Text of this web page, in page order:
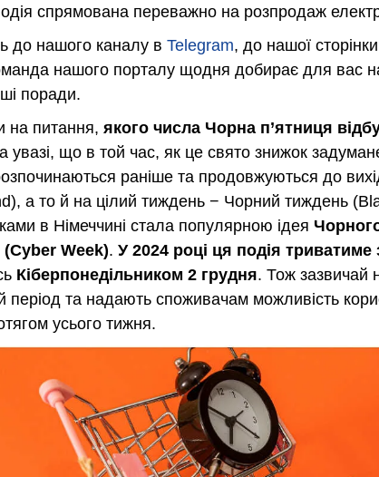
спрямована переважно на розпродаж
до нашого каналу в Telegram, до нашої
нашого порталу щодня добирає для вас
поради.
на питання, якого числа Чорна п’ятниця
увазі, що в той час, як це свято знижок
раніше та продовжуються до
а то й на цілий тиждень − Чорний тиждень
в Німеччині стала популярною ідея
Week). У 2024 році ця подія триватиме
Кіберпонедільником 2 грудня. Тож зазвичай
період та надають споживачам можливість
усього тижня.